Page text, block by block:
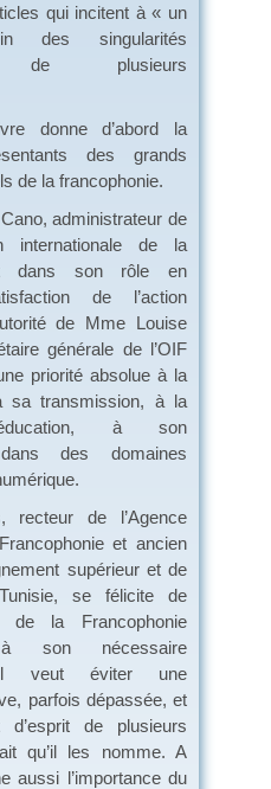
qui incitent à « un
des singularités
de plusieurs
donne d’abord la
des grands
de la francophonie.
administrateur de
internationale de la
dans son rôle en
de l’action
de Mme Louise
générale de l’OIF
priorité absolue à la
sa transmission, à la
à son
dans des domaines
recteur de l’Agence
et ancien
supérieur et de
se félicite de
de la Francophonie
son nécessaire
Il veut éviter une
parfois dépassée, et
d’esprit de plusieurs
qu’il les nomme. A
aussi l’importance du